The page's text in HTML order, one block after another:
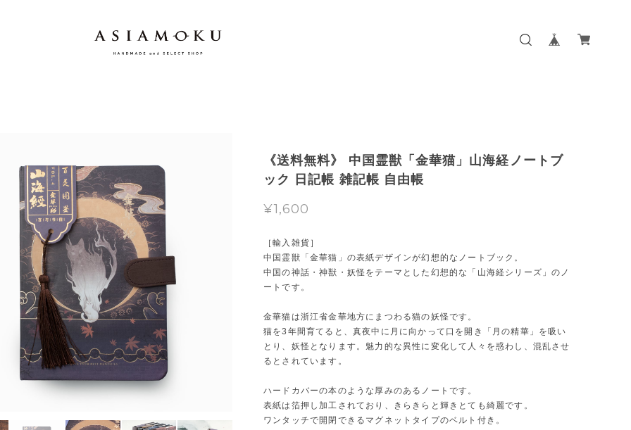
《送料無料》 中国霊獣「金華猫」山海経ノートブ
ック 日記帳 雑記帳 自由帳
¥1,600
［輸入雑貨］
中国霊獣「金華猫」の表紙デザインが幻想的なノートブック。
中国の神話・神獣・妖怪をテーマとした幻想的な「山海経シリーズ」のノ
ートです。
金華猫は浙江省金華地方にまつわる猫の妖怪です。
猫を3年間育てると、真夜中に月に向かって口を開き「月の精華」を吸い
とり、妖怪となります。魅力的な異性に変化して人々を惑わし、混乱させ
るとされています。
ハードカバーの本のような厚みのあるノートです。
表紙は箔押し加工されており、きらきらと輝きとても綺麗です。
ワンタッチで開閉できるマグネットタイプのベルト付き。